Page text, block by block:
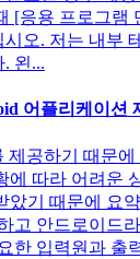
[응용 프로그램
오. 저는 내부
왼...
어플리케이션
제공하기 때문
에 따라 어려운
았기 때문에 요
고 안드로이드
한 입력원과 출